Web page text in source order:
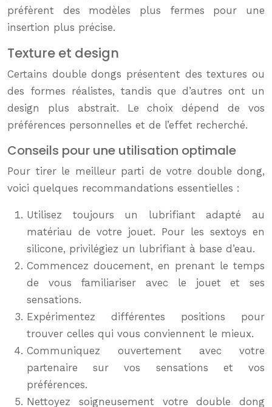
préfèrent des modèles plus fermes pour une
insertion plus précise.
Texture et design
Certains double dongs présentent des textures ou
des formes réalistes, tandis que d’autres ont un
design plus abstrait. Le choix dépend de vos
préférences personnelles et de l’effet recherché.
Conseils pour une utilisation optimale
Pour tirer le meilleur parti de votre double dong,
voici quelques recommandations essentielles :
Utilisez toujours un lubrifiant adapté au
matériau de votre jouet. Pour les sextoys en
silicone, privilégiez un lubrifiant à base d’eau.
Commencez doucement, en prenant le temps
de vous familiariser avec le jouet et ses
sensations.
Expérimentez différentes positions pour
trouver celles qui vous conviennent le mieux.
Communiquez ouvertement avec votre
partenaire sur vos sensations et vos
préférences.
Nettoyez soigneusement votre double dong